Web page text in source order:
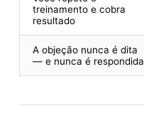
treinamento e cobra
resultado
A objeção nunca é dita
— e nunca é respondida